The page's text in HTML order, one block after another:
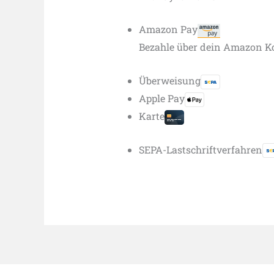
Amazon Pay
Bezahle über dein Amazon
Überweisung
Apple Pay
Karte
SEPA-Lastschriftverfahren